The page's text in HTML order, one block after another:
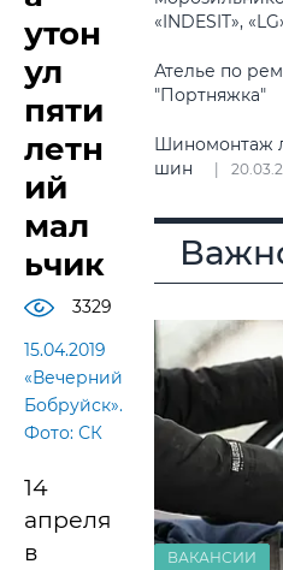
утон
ул
пяти
летн
ий
мал
ьчик
3329
15.04.2019
«Вечерний
Бобруйск».
Фото: СК
14
апреля
в
«INDESIT»,
Ателье по
"Портняжка"
Шиномонтаж
шин
ВАКАНСИИ